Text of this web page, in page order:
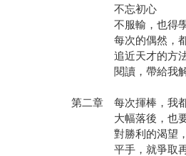
不忘初心
不服輸，也得學
每次的偶然，都
追近天才的方
閱讀，帶給我解
第二章 每次揮棒，我
大幅落後，也要
對勝利的渴望，
平手，就爭取再見